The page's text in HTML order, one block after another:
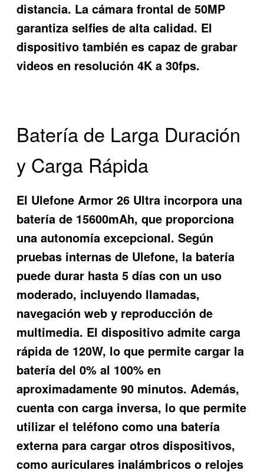
distancia. La cámara frontal de 50MP
garantiza selfies de alta calidad. El
dispositivo también es capaz de grabar
videos en resolución 4K a 30fps.
Batería de Larga Duración
y Carga Rápida
El Ulefone Armor 26 Ultra incorpora una
batería de 15600mAh, que proporciona
una autonomía excepcional. Según
pruebas internas de Ulefone, la batería
puede durar hasta 5 días con un uso
moderado, incluyendo llamadas,
navegación web y reproducción de
multimedia. El dispositivo admite carga
rápida de 120W, lo que permite cargar la
batería del 0% al 100% en
aproximadamente 90 minutos. Además,
cuenta con carga inversa, lo que permite
utilizar el teléfono como una batería
externa para cargar otros dispositivos,
como auriculares inalámbricos o relojes